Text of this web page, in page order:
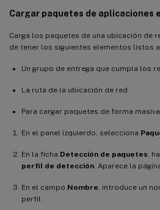
Cargar paquetes de aplicaciones
Carga los paquetes de una ubicación de
de tener los siguientes elementos listos
Un grupo de entrega que cumpla los
La ruta de la ubicación de red
Para cargar paquetes de forma
En el panel izquierdo, selecciona
En la ficha Detección de paquetes ,
perfil de detección . Aparece la
En el campo Nombre , introduce un
perfil.